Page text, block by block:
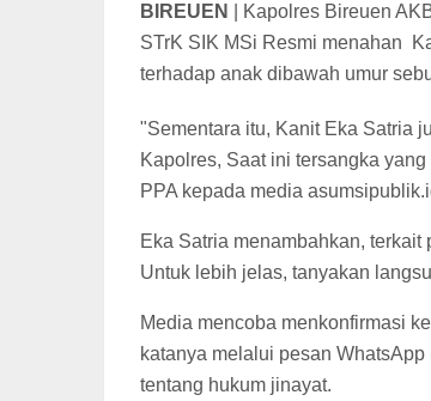
BIREUEN Kapolres Bireuen
STrK SIK MSi Resmi menahan
terhadap anak dibawah umur
"Sementara itu, Kanit Eka Satria
Kapolres, Saat ini tersangka
PPA kepada media
Eka Satria menambahkan,
Untuk lebih jelas, tanyakan
Media mencoba menkonfirmasi
katanya melalui pesan
tentang hukum jinayat.